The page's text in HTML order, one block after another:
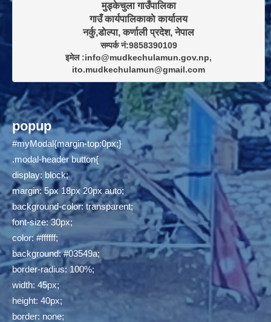
मुड्केचुला गाउँपालिका
गाउँ कार्यपालिकाकाे कार्यालय
सम्पर्क नं:9858390109
इमेल :info@mudkechulamun.gov.np,
ito.mudkechulamun@gmail.com
popup
#myModal{margin-top:0px;}
.modal-header button{
display: block;
margin: 5px 18px 20px auto;
background-color: transparent;
font-size: 30px;
color: #ffffff;
background: #03549a;
border-radius: 100%;
width: 45px;
height: 40px;
border: none;